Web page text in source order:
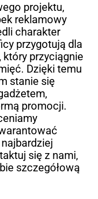
projektu,
reklamowy
charakter
przygotują dla
który przyciągnie
Dzięki temu
stanie się
promocji.
się z nami,
szczegółową